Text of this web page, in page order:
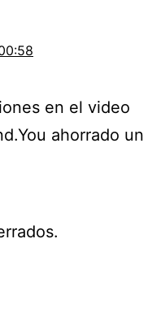
en el video
ahorrado un